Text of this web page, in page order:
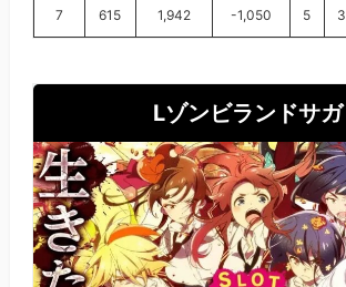
7 615 1,942 -1,050 5 3
Lゾンビランドサガ